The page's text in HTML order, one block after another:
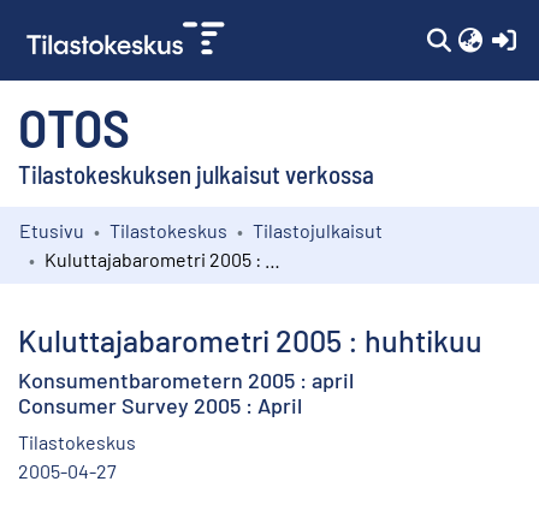
OTOS
Tilastokeskuksen julkaisut verkossa
Kokoelmat
Etusivu Tilastokeskus
Tilastojulkaisut
Kuluttajabarometri 2005 : huhtikuu
Konsumentbarometern 2005 : april
Consumer Survey 2005 : April
Tilastokeskus
2005-04-27